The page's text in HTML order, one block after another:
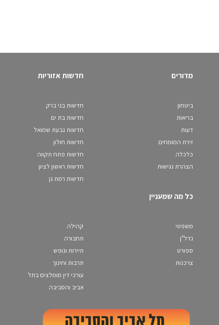
מדורים
ביטחון
בריאות
דעות
זירת המומחים
כלכלה
הצהרת נגישות
חדשות אזוריות
חדשות בני ברק
חדשות בת ים
חדשות גבעת שמואל
חדשות חולון
חדשות פתח תקווה
חדשות ראשון לציון
חדשות רמת גן
כל מה שמעניין
משפטי
נדל"ן
ספורט
צרכנות
קהילה
תחבורה
תיירות ונופש
תרבות וחינוך
עורכי דין מומלצים בתל
אביב והסביבה